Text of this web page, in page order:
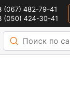
(067) 482-79-41
(050) 424-30-41